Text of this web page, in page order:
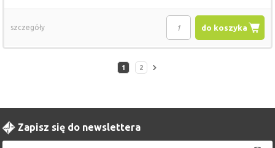
do koszyka
szczegóły
1 2
Zapisz się do newslettera